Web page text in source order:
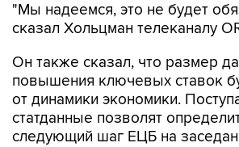
"Мы надеемся, это не будет
сказал Хольцман телеканалу
Он также сказал, что размер
повышения ключевых ставок
от динамики экономики.
статданные позволят
следующий шаг ЕЦБ на